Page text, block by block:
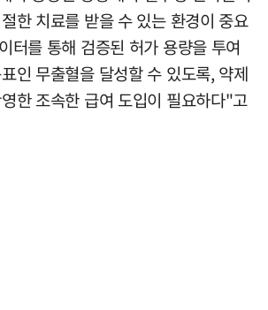
한 치료를 받을 수 있는 환경이 중요
터를 통해 검증된 허가 용량을 투여
인 무출혈을 달성할 수 있도록, 약제
한 조속한 급여 도입이 필요하다"고